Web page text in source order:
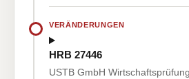
VERÄNDERUNGEN
HRB 27446
USTB GmbH